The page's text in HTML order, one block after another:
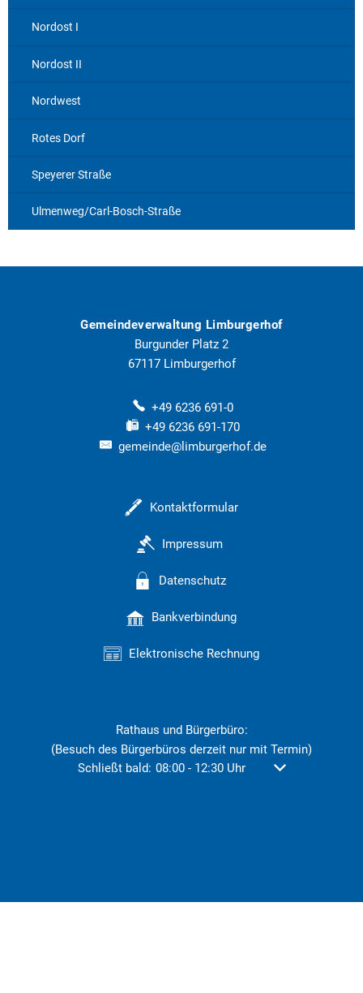
Nordost I
Nordost II
Nordwest
Rotes Dorf
Speyerer Straße
Ulmenweg/Carl-Bosch-Straße
Gemeindeverwaltung Limburgerhof
Burgunder Platz 2
67117 Limburgerhof
+49 6236 691-0
+49 6236 691-170
gemeinde@limburgerhof.de
Kontaktformular
Impressum
Datenschutz
Bankverbindung
Elektronische Rechnung
Rathaus und Bürgerbüro:
(Besuch des Bürgerbüros derzeit nur mit Termin)
Klicken, um weitere Öffnungs- oder Schließzeiten
Schließt bald: 08:00- 12:30Uhr Von 08:00 bis